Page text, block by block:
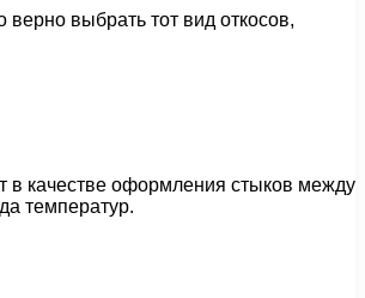
выбрать тот вид откосов,
в качестве оформления стыков между
температур.